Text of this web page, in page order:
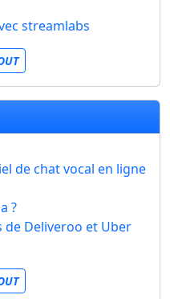
streamlabs
de chat vocal en ligne
?
de Deliveroo et Uber